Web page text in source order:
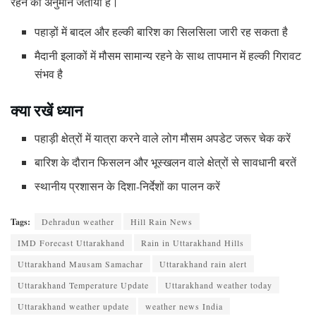
पहाड़ों में बादल और हल्की बारिश का सिलसिला जारी रह सकता है
मैदानी इलाकों में मौसम सामान्य रहने के साथ तापमान में हल्की गिरावट
संभव है
क्या रखें ध्यान
पहाड़ी क्षेत्रों में यात्रा करने वाले लोग मौसम अपडेट जरूर चेक करें
बारिश के दौरान फिसलन और भूस्खलन वाले क्षेत्रों से सावधानी बरतें
स्थानीय प्रशासन के दिशा-निर्देशों का पालन करें
Tags: Dehradun weather
Hill Rain News
IMD Forecast Uttarakhand
Rain in Uttarakhand Hills
Uttarakhand Mausam Samachar
Uttarakhand rain alert
Uttarakhand Temperature Update
Uttarakhand weather today
Uttarakhand weather update
weather news India